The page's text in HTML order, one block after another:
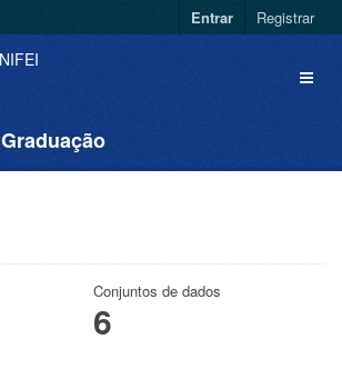
Entrar Registrar
Graduação
Conjuntos de dados
6